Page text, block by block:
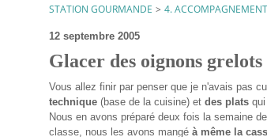
STATION GOURMANDE > 4.
12 septembre 2005
Glacer des oignons grelots
Vous allez finir par penser que je n'avais pas
technique (base de la cuisine) et des plats
Nous en avons préparé deux fois la semaine
classe, nous les avons mangé à même la